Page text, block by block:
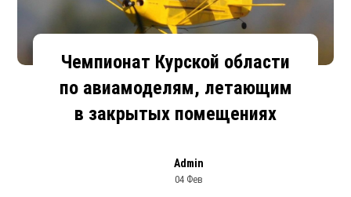
Чемпионат Курской области
по авиамоделям, летающим
в закрытых помещениях
Admin
04 Фев